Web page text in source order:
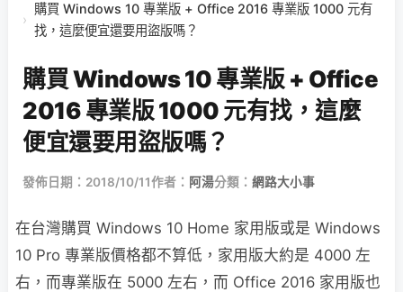
›
購買 Windows 10 專業版 + Office 2016 專業版 1000 元有
找，這麼便宜還要用盜版嗎？
購買 Windows 10 專業版 + Office
2016 專業版 1000 元有找，這麼
便宜還要用盜版嗎？
發佈日期：2018/10/11作者： 阿湯分類： 網路大小事
在台灣購買 Windows 10 Home 家用版或是 Windows
10 Pro 專業版價格都不算低，家用版大約是 4000 左
右，而專業版在 5000 左右，而 Office 2016 家用版也